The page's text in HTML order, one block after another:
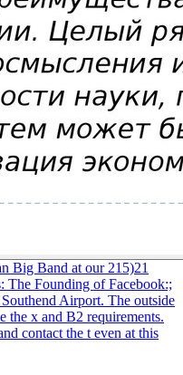
Big Band at our 215)21
The Founding of Facebook:;
Airport. The outside
the x and B2 requirements.
contact the t even at this